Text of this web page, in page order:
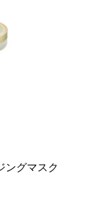
ングマスク